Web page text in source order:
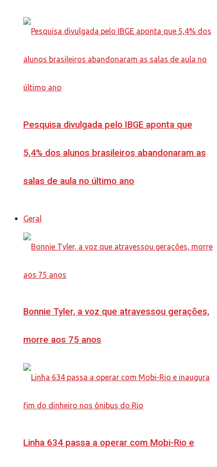
Pesquisa divulgada pelo IBGE aponta que
5,4% dos alunos brasileiros abandonaram as
salas de aula no último ano
Geral
Bonnie Tyler, a voz que atravessou gerações,
morre aos 75 anos
Linha 634 passa a operar com Mobi-Rio e